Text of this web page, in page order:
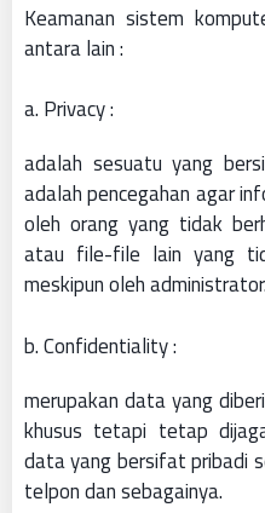
Keamanan sistem
antara lain :
a. Privacy :
adalah sesuatu yang
adalah pencegahan agar
oleh orang yang tidak
atau file-file lain yang
meskipun oleh administrator.
b. Confidentiality :
merupakan data yang
khusus tetapi tetap
data yang bersifat pribadi
telpon dan sebagainya.